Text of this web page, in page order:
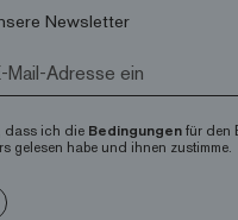
Newsletter
dass ich die Bedingungen für den
gelesen habe und ihnen zustimme.